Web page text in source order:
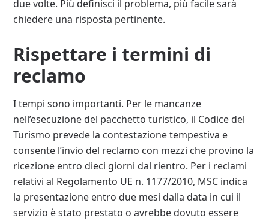
due volte. Più definisci il problema, più facile sarà
chiedere una risposta pertinente.
Rispettare i termini di
reclamo
I tempi sono importanti. Per le mancanze
nell’esecuzione del pacchetto turistico, il Codice del
Turismo prevede la contestazione tempestiva e
consente l’invio del reclamo con mezzi che provino la
ricezione entro dieci giorni dal rientro. Per i reclami
relativi al Regolamento UE n. 1177/2010, MSC indica
la presentazione entro due mesi dalla data in cui il
servizio è stato prestato o avrebbe dovuto essere